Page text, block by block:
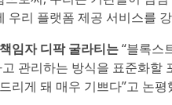
리 플랫폼 제공 서비스를
임자 디팍 굴라티는“블록스
관리하는 방식을 표준화할
리게 돼 매우 기쁘다”고 논평